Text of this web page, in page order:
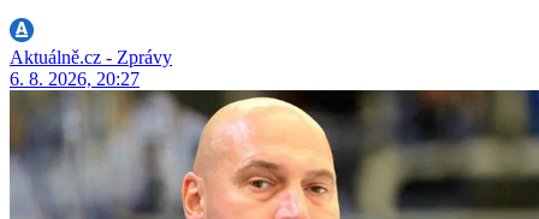
Aktuálně.cz - Zprávy
6. 8. 2026, 20:27